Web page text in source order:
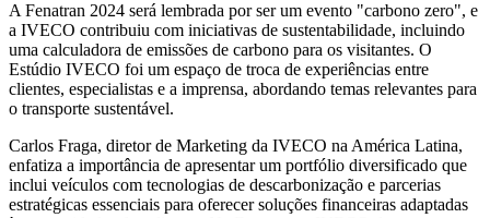
A Fenatran 2024 será lembrada por ser um evento "carbono zero", e
a IVECO contribuiu com iniciativas de sustentabilidade, incluindo
uma calculadora de emissões de carbono para os visitantes. O
Estúdio IVECO foi um espaço de troca de experiências entre
clientes, especialistas e a imprensa, abordando temas relevantes para
o transporte sustentável.
Carlos Fraga, diretor de Marketing da IVECO na América Latina,
enfatiza a importância de apresentar um portfólio diversificado que
inclui veículos com tecnologias de descarbonização e parcerias
estratégicas essenciais para oferecer soluções financeiras adaptadas